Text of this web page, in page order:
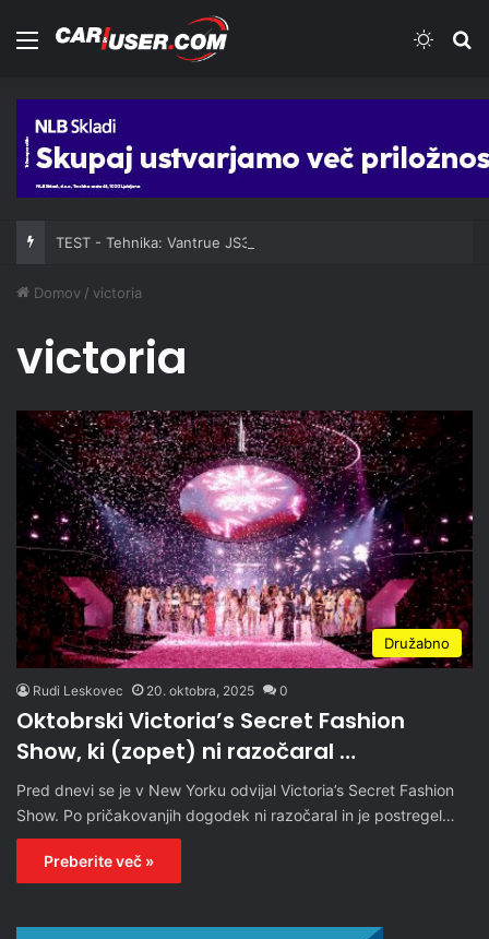
Meni
TEST - Tehnika: Vantrue JS3
Domov / victoria
victoria
Družabno
Rudi Leskovec 20. oktobra, 2025 0
Oktobrski Victoria’s Secret Fashion
Show, ki (zopet) ni razočaral …
Pred dnevi se je v New Yorku odvijal Victoria’s Secret Fashion
Show. Po pričakovanjih dogodek ni razočaral in je postregel…
Preberite več »